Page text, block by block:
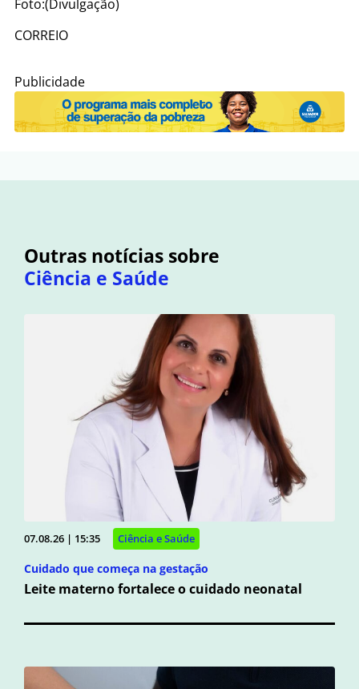
Foto:(Divulgação)
CORREIO
Publicidade
Outras notícias sobre
Ciência e Saúde
07.08.26 | 15:35 Ciência e Saúde
Cuidado que começa na gestação
Leite materno fortalece o cuidado neonatal